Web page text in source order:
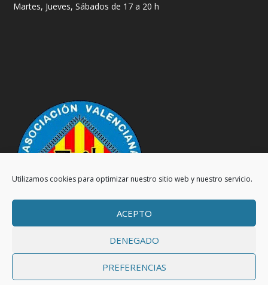
Utilizamos cookies para optimizar nuestro sitio web y nuestro servicio.
ACEPTO
DENEGADO
PREFERENCIAS
Martes, Jueves, Sábados de 17 a 20 h